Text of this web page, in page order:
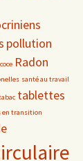
pollution
Radon
santé au travail
tablettes
en transition